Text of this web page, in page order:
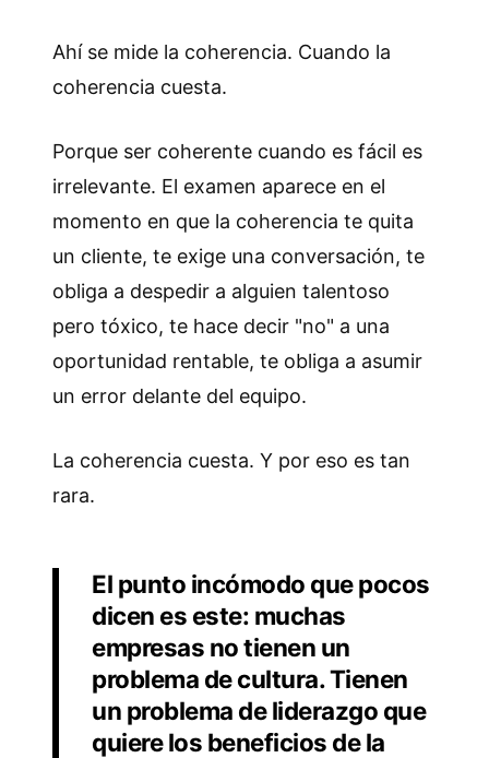
Ahí se mide la coherencia. Cuando la
coherencia cuesta.
Porque ser coherente cuando es fácil es
irrelevante. El examen aparece en el
momento en que la coherencia te quita
un cliente, te exige una conversación, te
obliga a despedir a alguien talentoso
pero tóxico, te hace decir "no" a una
oportunidad rentable, te obliga a asumir
un error delante del equipo.
La coherencia cuesta. Y por eso es tan
rara.
El punto incómodo que pocos
dicen es este: muchas
empresas no tienen un
problema de cultura. Tienen
un problema de liderazgo que
quiere los beneficios de la